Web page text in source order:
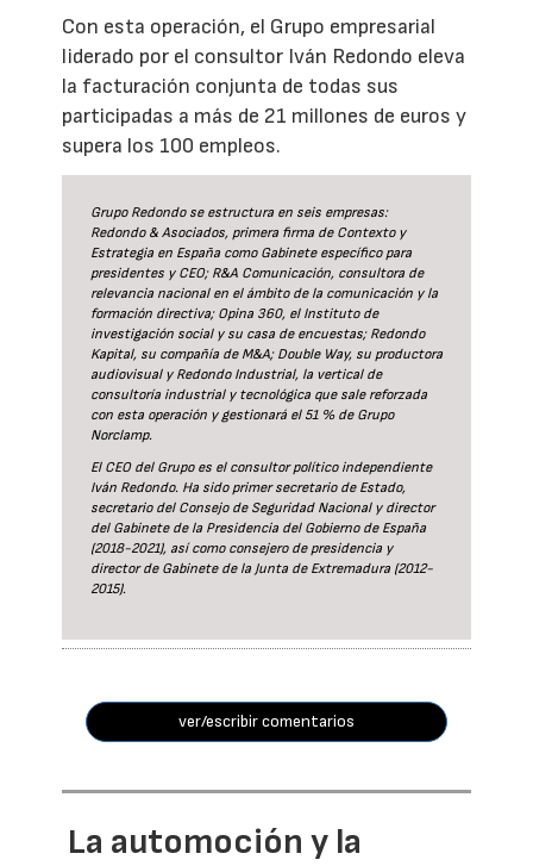
Con esta operación, el Grupo empresarial
liderado por el consultor Iván Redondo eleva
la facturación conjunta de todas sus
participadas a más de 21 millones de euros y
supera los 100 empleos.
Grupo Redondo se estructura en seis empresas:
Redondo & Asociados, primera firma de Contexto y
Estrategia en España como Gabinete específico para
presidentes y CEO; R&A Comunicación, consultora de
relevancia nacional en el ámbito de la comunicación y la
formación directiva; Opina 360, el Instituto de
investigación social y su casa de encuestas; Redondo
Kapital, su compañía de M&A; Double Way, su productora
audiovisual y Redondo Industrial, la vertical de
consultoría industrial y tecnológica que sale reforzada
con esta operación y gestionará el 51 % de Grupo
Norclamp.
El CEO del Grupo es el consultor político independiente
Iván Redondo. Ha sido primer secretario de Estado,
secretario del Consejo de Seguridad Nacional y director
del Gabinete de la Presidencia del Gobierno de España
(2018-2021), así como consejero de presidencia y
director de Gabinete de la Junta de Extremadura (2012-
2015).
ver/escribir comentarios
La automoción y la